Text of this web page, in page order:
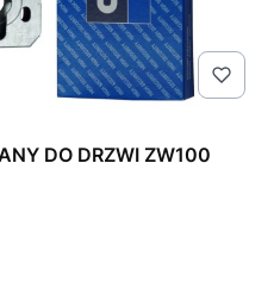
DO DRZWI ZW100